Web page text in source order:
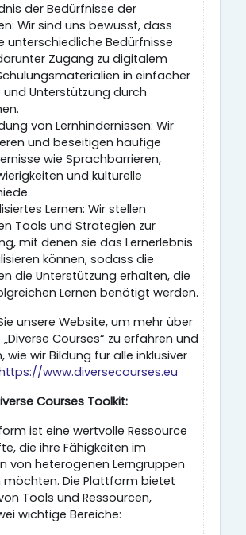
der Bedürfnisse der
Wir sind uns bewusst, dass
unterschiedliche Bedürfnisse
Zugang zu digitalem
in einfacher
und Unterstützung durch
von Lernhindernissen: Wir
und beseitigen häufige
wie Sprachbarrieren,
und kulturelle
Lernen: Wir stellen
Tools und Strategien zur
mit denen sie das Lernerlebnis
können, sodass die
die Unterstützung erhalten, die
Lernen benötigt werden.
unsere Website, um mehr über
Courses“ zu erfahren und
wie wir Bildung für alle inklusiver
www.diversecourses.eu
Courses Toolkit:
ist eine wertvolle Ressource
die ihre Fähigkeiten im
von heterogenen Lerngruppen
möchten. Die Plattform bietet
Tools und Ressourcen,
wichtige Bereiche: